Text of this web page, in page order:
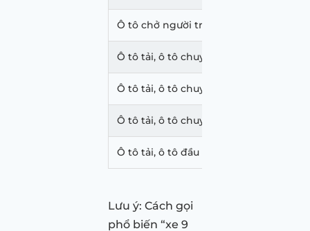
Ô tô chở người trên 08 chỗ, không kể
Ô tô tải, ô tô chuyên dùng, ô tô đầu
Ô tô tải, ô tô chuyên dùng, ô tô đầu
Ô tô tải, ô tô chuyên dùng, ô tô đầu
Ô tô tải, ô tô đầu kéo
Lưu ý: Cách gọi
phổ biến “xe 9